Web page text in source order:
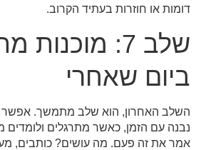
דומות או חוזרות בעתיד הקרוב.
שלב 7:
ביום שאחרי
השלב האחרון, הוא שלב מתמשך. אפשר
נבנה עם הזמן, כאשר מתרגלים
אמר את זה פעם. מה עושים? כותבים,